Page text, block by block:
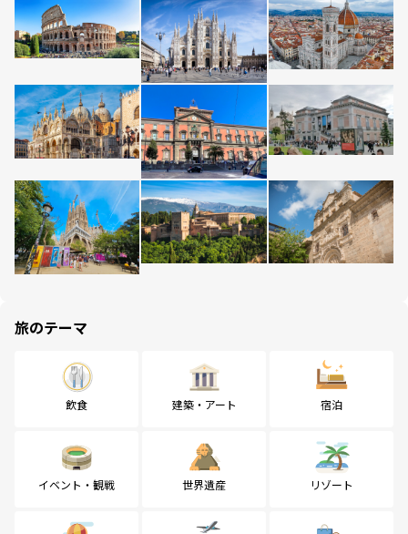
旅のテーマ
飲食 建築・アート 宿泊
イベント・観戦 世界遺産 リゾート